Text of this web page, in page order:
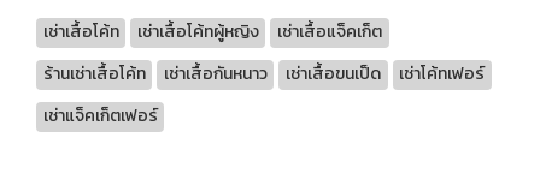
เช่าเสื้อโค้ท เช่าเสื้อโค้ทผู้หญิง
เช่าเสื้อแจ็คเก็ต
ร้านเช่าเสื้อโค้ท
เช่าเสื้อกันหนาว เช่าเสื้อขนเป็ด
เช่าโค้ทเฟอร์
เช่าแจ็คเก็ตเฟอร์